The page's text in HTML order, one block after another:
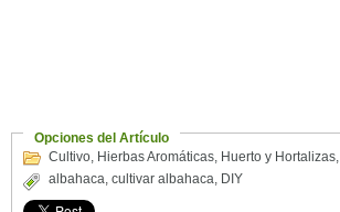
Opciones del Artículo
Cultivo, Hierbas Aromáticas, Huerto y Hortalizas,
albahaca, cultivar albahaca, DIY